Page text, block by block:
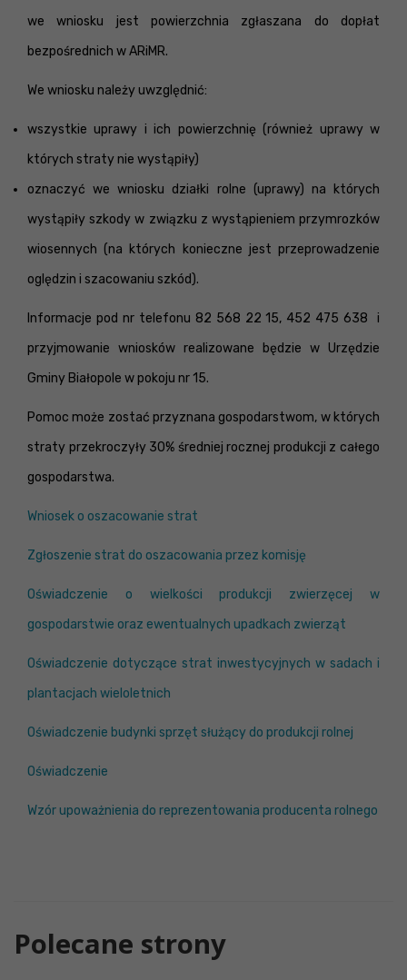
we wniosku jest powierzchnia zgłaszana do dopłat
bezpośrednich w ARiMR.
We wniosku należy uwzględnić:
wszystkie uprawy i ich powierzchnię (również uprawy w
których straty nie wystąpiły)
oznaczyć we wniosku działki rolne (uprawy) na których
wystąpiły szkody w związku z wystąpieniem przymrozków
wiosennych (na których konieczne jest przeprowadzenie
oględzin i szacowaniu szkód).
Informacje pod nr telefonu 82 568 22 15, 452 475 638 i
przyjmowanie wniosków realizowane będzie w Urzędzie
Gminy Białopole w pokoju nr 15.
Pomoc może zostać przyznana gospodarstwom, w których
straty przekroczyły 30% średniej rocznej produkcji z całego
gospodarstwa.
Wniosek o oszacowanie strat
Zgłoszenie strat do oszacowania przez komisję
Oświadczenie o wielkości produkcji zwierzęcej w
gospodarstwie oraz ewentualnych upadkach zwierząt
Oświadczenie dotyczące strat inwestycyjnych w sadach i
plantacjach wieloletnich
Oświadczenie budynki sprzęt służący do produkcji rolnej
Oświadczenie
Wzór upoważnienia do reprezentowania producenta rolnego
Polecane strony